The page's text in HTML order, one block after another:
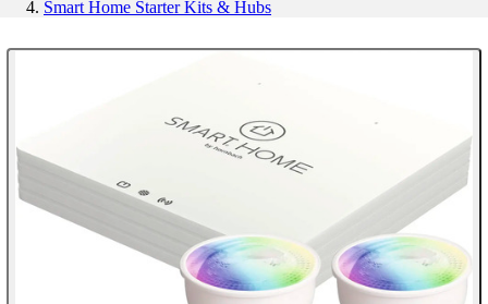
Smart Home Starter Kits & Hubs